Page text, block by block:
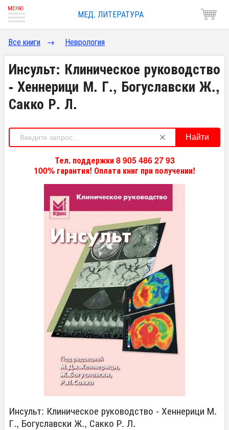
МЕД. ЛИТЕРАТУРА
Все книги → Неврология
Инсульт: Клиническое руководство
- Хеннерици М. Г., Богуславски Ж.,
Сакко Р. Л.
Найти
Тел. поддержки 8 905 486 27 93
100% гарантия! Оплата книг при получении!
Инсульт: Клиническое руководство - Хеннерици М.
Г., Богуславски Ж., Сакко Р. Л.